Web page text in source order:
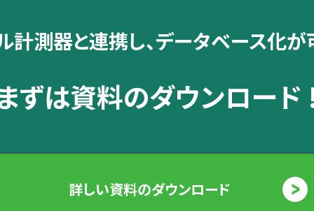
計測器と連携し、データベース化が
ずは資料のダウンロード
詳しい資料のダウンロード